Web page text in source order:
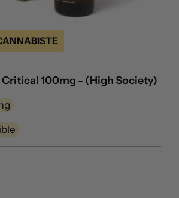
100mg - (High Society)